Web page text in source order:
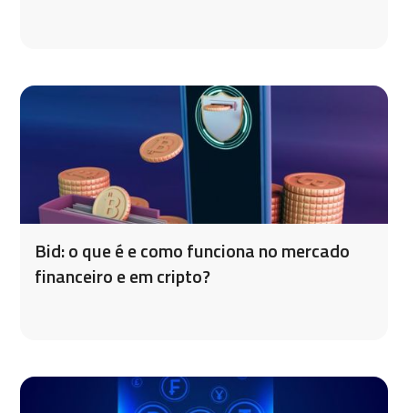
Bid: o que é e como funciona no mercado
financeiro e em cripto?